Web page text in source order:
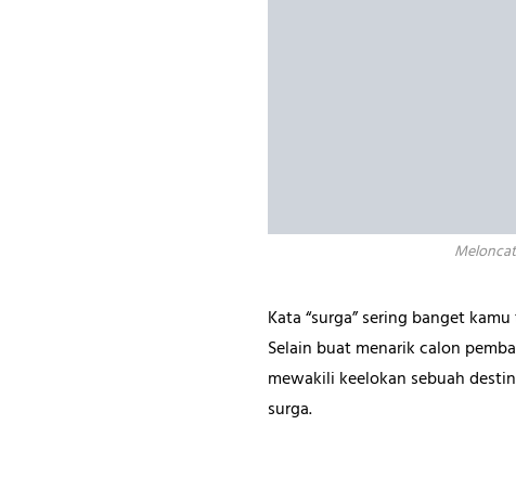
Kata “surga” sering banget
Selain buat menarik calon
mewakili keelokan sebuah
surga.